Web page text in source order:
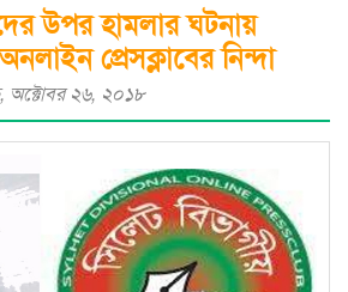
উপর হামলার ঘটনায়
প্রেসক্লাবের নিন্দা
অক্টোবর ২৬, ২০১৮